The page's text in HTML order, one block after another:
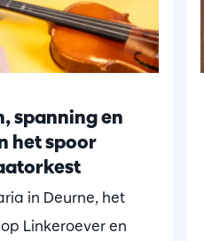
spanning en
het spoor
in Deurne, het
Linkeroever en